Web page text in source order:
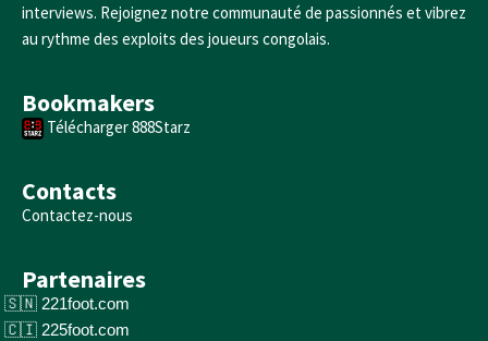
interviews. Rejoignez notre communauté de passionnés et vibrez
au rythme des exploits des joueurs congolais.
Bookmakers
Télécharger 888Starz
Contacts
Contactez-nous
Partenaires
221foot.com
225foot.com